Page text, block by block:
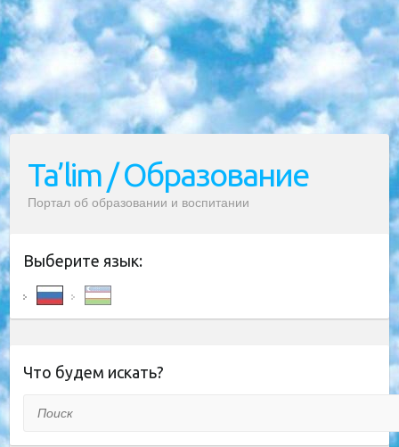
Ta’lim / Образование
Портал об образовании и воспитании
Выберите язык:
Что будем искать?